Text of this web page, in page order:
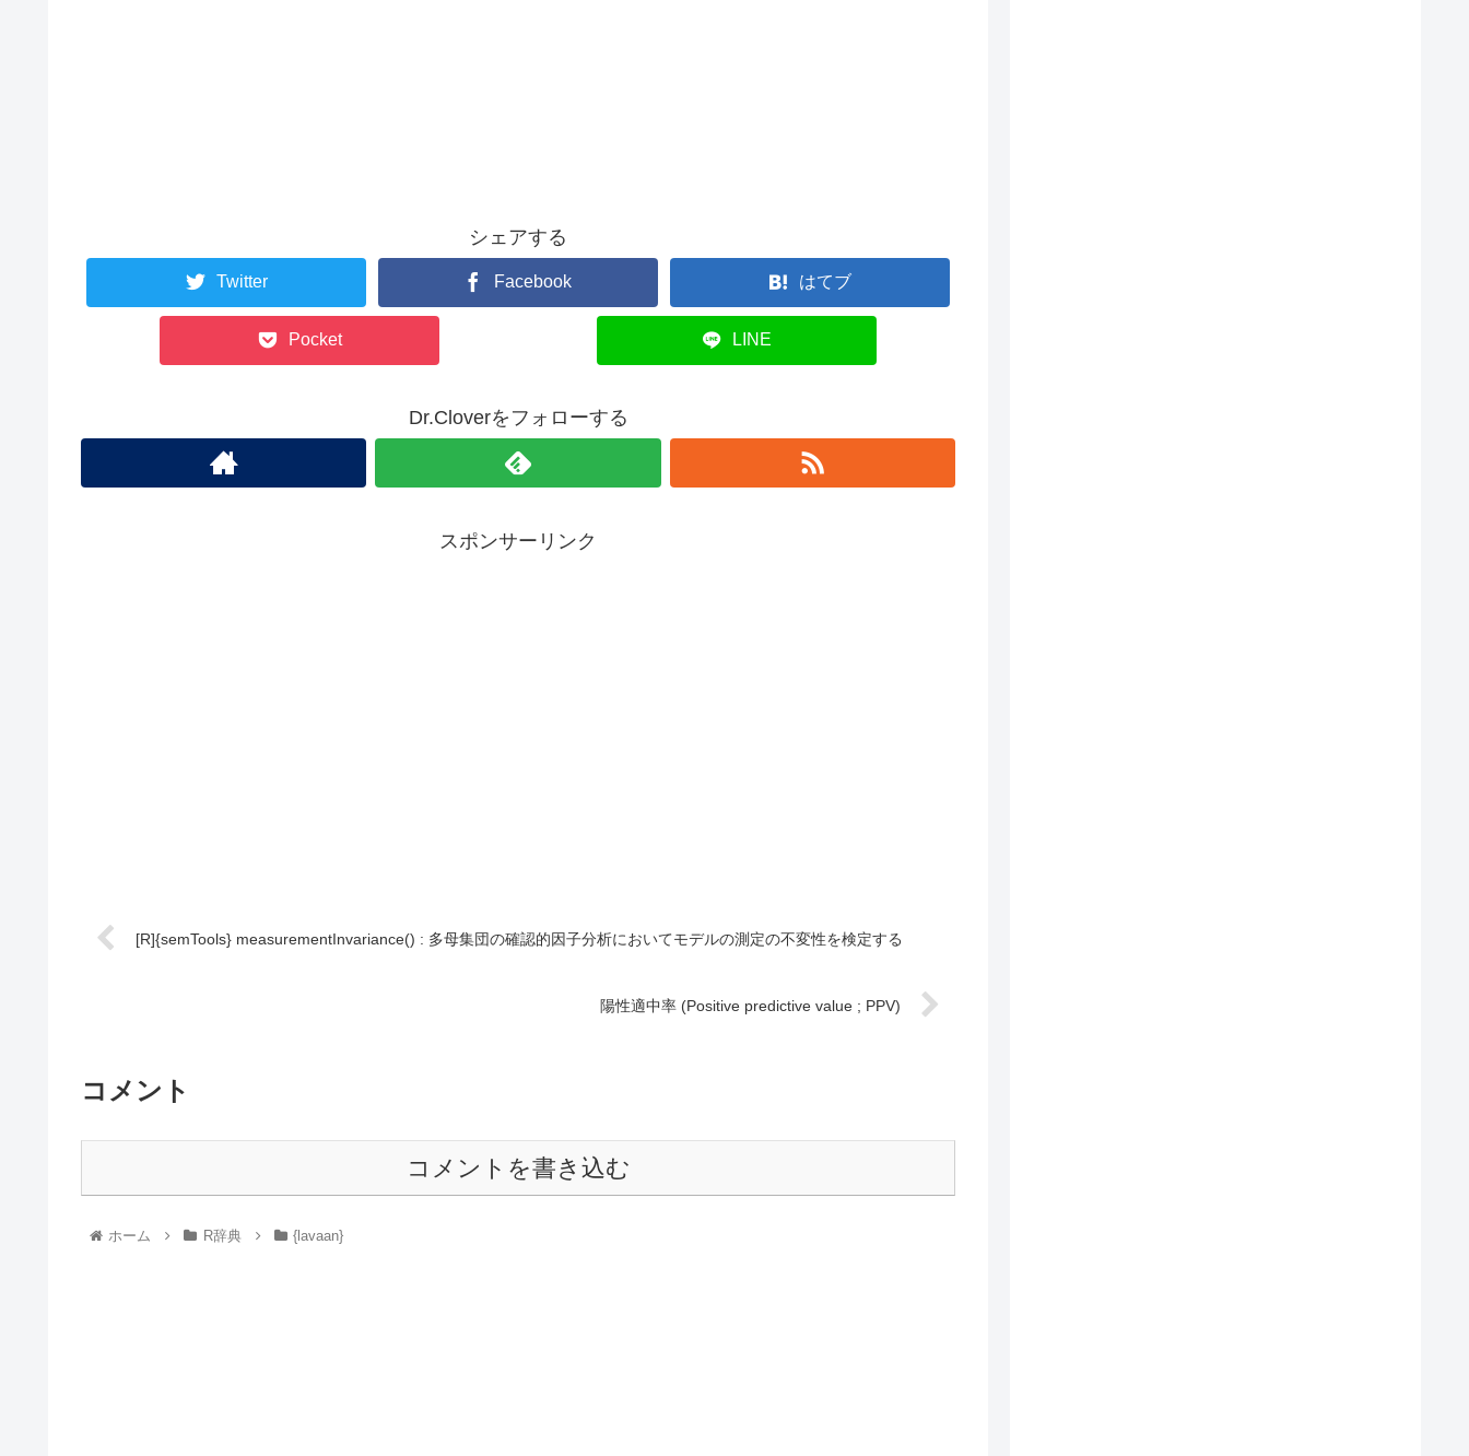
シェアする
Twitter Facebook はてブ
Pocket LINE
Dr.Cloverをフォローする
スポンサーリンク
[R]{semTools} measurementInvariance() : 多母集団の確認的因子分析においてモデルの測定の不変性を検定する
陽性適中率 (Positive predictive value ; PPV)
コメント
コメントを書き込む
ホーム R辞典 {lavaan}